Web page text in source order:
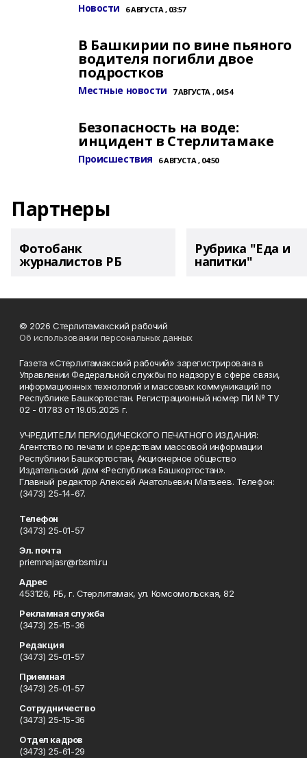
Новости 6 АВГУСТА , 03:57
В Башкирии по вине пьяного
водителя погибли двое
подростков
Местные новости 7 АВГУСТА , 04:54
Безопасность на воде:
инцидент в Стерлитамаке
Происшествия 6 АВГУСТА , 04:50
Партнеры
Фотобанк
журналистов РБ
Рубрика "Еда и
напитки"
© 2026 Стерлитамакский рабочий
Об использовании персональных данных
Газета «Стерлитамакский рабочий» зарегистрирована в
Управлении Федеральной службы по надзору в сфере связи,
информационных технологий и массовых коммуникаций по
Республике Башкортостан. Регистрационный номер ПИ № ТУ
02 - 01783 от 19.05.2025 г.
УЧРЕДИТЕЛИ ПЕРИОДИЧЕСКОГО ПЕЧАТНОГО ИЗДАНИЯ:
Агентство по печати и средствам массовой информации
Республики Башкортостан, Акционерное общество
Издательский дом «Республика Башкортостан».
Главный редактор Алексей Анатольевич Матвеев. Телефон:
(3473) 25-14-67.
Телефон
(3473) 25-01-57
Эл. почта
priemnajasr@rbsmi.ru
Адрес
453126, РБ, г. Стерлитамак, ул. Комсомольская, 82
Рекламная служба
(3473) 25-15-36
Редакция
(3473) 25-01-57
Приемная
(3473) 25-01-57
Сотрудничество
(3473) 25-15-36
Отдел кадров
(3473) 25-61-29